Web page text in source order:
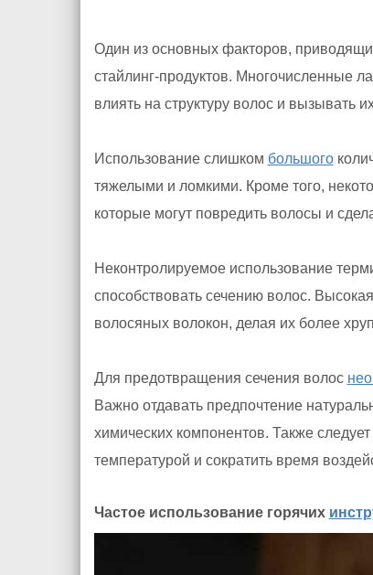
Один из основных факторов,
стайлинг-продуктов. Многочисленные
влиять на структуру волос и вызывать
Использование слишком большого
тяжелыми и ломкими. Кроме того,
которые могут повредить волосы и
Неконтролируемое использование
способствовать сечению волос.
волосяных волокон, делая их более
Для предотвращения сечения волос
Важно отдавать предпочтение
химических компонентов. Также
температурой и сократить время
Частое использование горячих